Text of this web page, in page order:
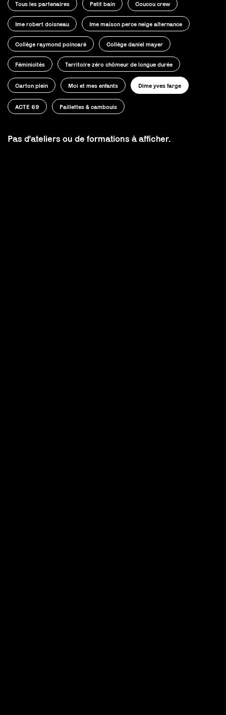
Tous les partenaires Petit bain Coucou crew
Ime robert doisneau Ime maison perce neige alternance
Collège raymond poincaré Collège daniel mayer
Féminicités Territoire zéro chômeur de longue durée
Carton plein Moi et mes enfants Dime yves farge
ACTE 69 Paillettes & cambouis
Pas d'ateliers ou de formations à afficher.